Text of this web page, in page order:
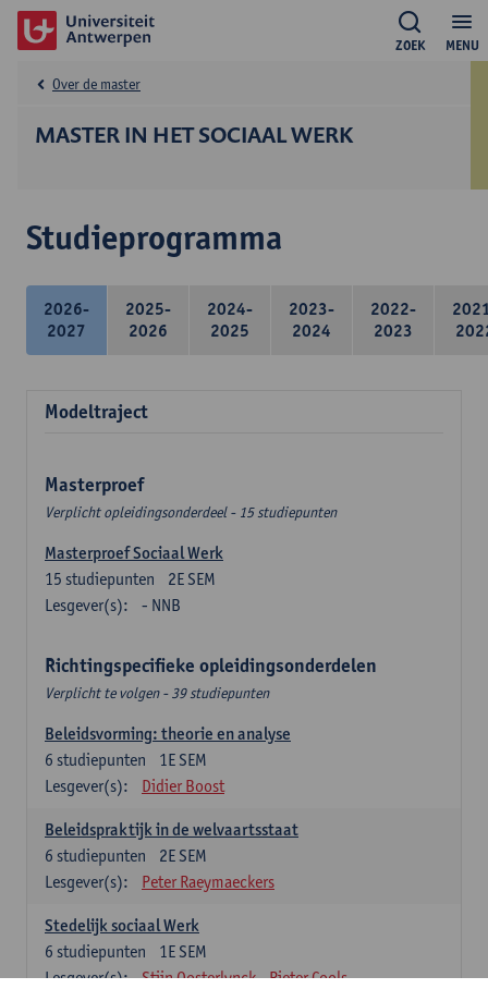
MENU
ZOEK
MASTER IN HET SOCIAAL WERK
Over de master
Studieprogramma
2026-
2027
2025-
2026
2024-
2025
2023-
2024
2022-
2023
Modeltraject
Masterproef
Verplicht opleidingsonderdeel - 15 studiepunten
Masterproef Sociaal Werk
2E SEM
15 studiepunten
Lesgever(s):
- NNB
Richtingspecifieke opleidingsonderdelen
Verplicht te volgen - 39 studiepunten
Beleidsvorming: theorie en analyse
1E SEM
6 studiepunten
Lesgever(s):
Didier Boost
Beleidspraktijk in de welvaartsstaat
2E SEM
6 studiepunten
Lesgever(s):
Peter Raeymaeckers
Stedelijk sociaal Werk
1E SEM
6 studiepunten
Lesgever(s):
Stijn Oosterlynck Pieter Cools